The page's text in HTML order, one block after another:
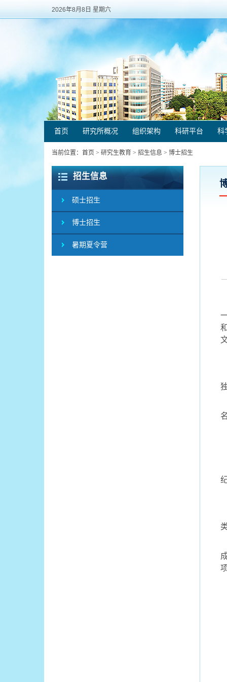
2026年8月8日 星期六
首页 研究所概况 组织架构 科研平台 科
当前位置： 首页 > 研究生教育 > 招生信息 > 博士招生
招生信息
硕士招生
博士招生
暑期夏令营